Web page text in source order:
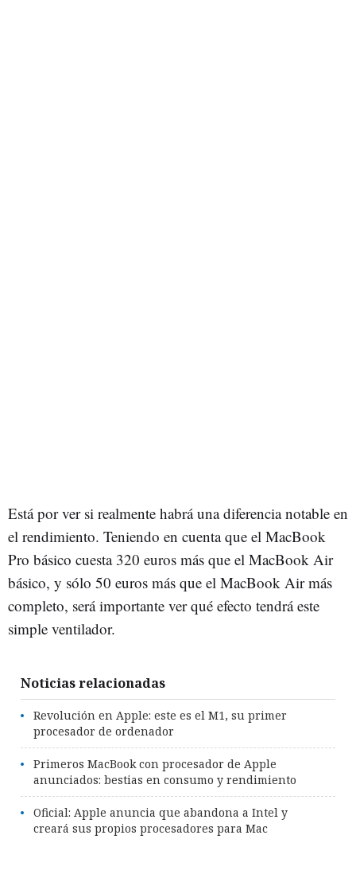
Está por ver si realmente habrá una diferencia notable en
el rendimiento. Teniendo en cuenta que el MacBook
Pro básico cuesta 320 euros más que el MacBook Air
básico, y sólo 50 euros más que el MacBook Air más
completo, será importante ver qué efecto tendrá este
simple ventilador.
Noticias relacionadas
Revolución en Apple: este es el M1, su primer
procesador de ordenador
Primeros MacBook con procesador de Apple
anunciados: bestias en consumo y rendimiento
Oficial: Apple anuncia que abandona a Intel y
creará sus propios procesadores para Mac